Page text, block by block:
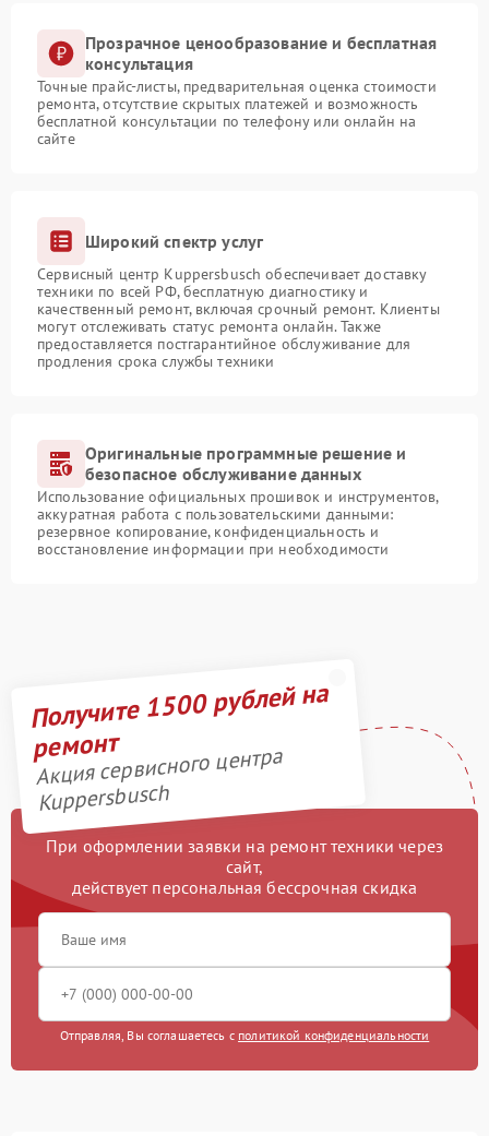
Прозрачное ценообразование и бесплатная
консультация
Точные прайс-листы, предварительная оценка стоимости
ремонта, отсутствие скрытых платежей и возможность
бесплатной консультации по телефону или онлайн на
сайте
Широкий спектр услуг
Сервисный центр Kuppersbusch обеспечивает доставку
техники по всей РФ, бесплатную диагностику и
качественный ремонт, включая срочный ремонт. Клиенты
могут отслеживать статус ремонта онлайн. Также
предоставляется постгарантийное обслуживание для
продления срока службы техники
Оригинальные программные решение и
безопасное обслуживание данных
Использование официальных прошивок и инструментов,
аккуратная работа с пользовательскими данными:
резервное копирование, конфиденциальность и
восстановление информации при необходимости
Получите 1500 рублей на
ремонт
Акция сервисного центра
Kuppersbusch
При оформлении заявки на ремонт техники через
сайт,
действует персональная бессрочная скидка
Отправляя, Вы соглашаетесь с политикой конфиденциальности